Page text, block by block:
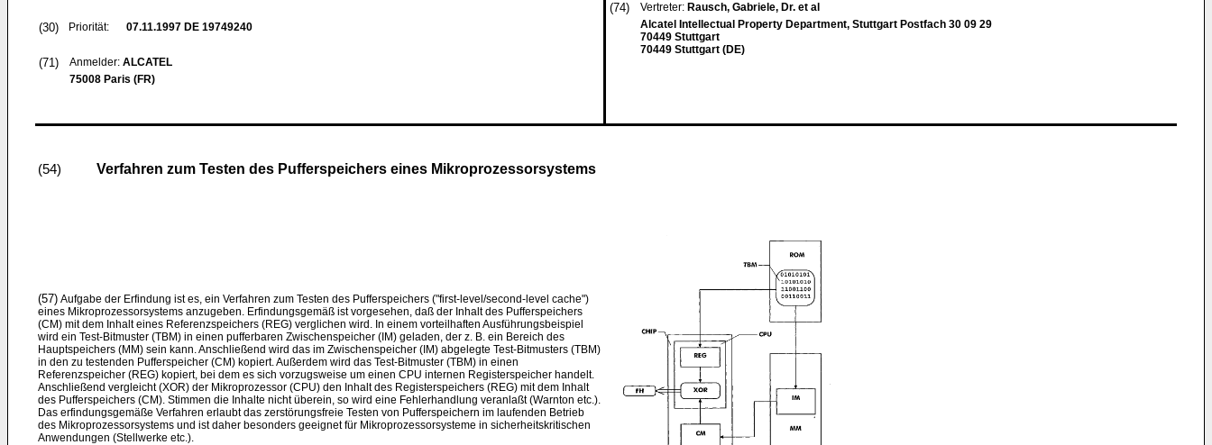
(30) Priorität: 07.11.1997 DE 19749240
(71) Anmelder: ALCATEL
75008 Paris (FR)
(74) Vertreter: Rausch, Gabriele, Dr. et al
Alcatel Intellectual Property Department, Stuttgart Postfach 30 09 29
70449 Stuttgart
70449 Stuttgart (DE)
(54) Verfahren zum Testen des Pufferspeichers eines Mikroprozessorsystems
(57) Aufgabe der Erfindung ist es, ein Verfahren zum Testen des Pufferspeichers ("first-level/second-level cache")
eines Mikroprozessorsystems anzugeben. Erfindungsgemäß ist vorgesehen, daß der Inhalt des Pufferspeichers
(CM) mit dem Inhalt eines Referenzspeichers (REG) verglichen wird. In einem vorteilhaften Ausführungsbeispiel
wird ein Test-Bitmuster (TBM) in einen pufferbaren Zwischenspeicher (IM) geladen, der z. B. ein Bereich des
Hauptspeichers (MM) sein kann. Anschließend wird das im Zwischenspeicher (IM) abgelegte Test-Bitmusters (TBM)
in den zu testenden Pufferspeicher (CM) kopiert. Außerdem wird das Test-Bitmuster (TBM) in einen
Referenzspeicher (REG) kopiert, bei dem es sich vorzugsweise um einen CPU internen Registerspeicher handelt.
Anschließend vergleicht (XOR) der Mikroprozessor (CPU) den Inhalt des Registerspeichers (REG) mit dem Inhalt
des Pufferspeichers (CM). Stimmen die Inhalte nicht überein, so wird eine Fehlerhandlung veranlaßt (Warnton etc.).
Das erfindungsgemäße Verfahren erlaubt das zerstörungsfreie Testen von Pufferspeichern im laufenden Betrieb
des Mikroprozessorsystems und ist daher besonders geeignet für Mikroprozessorsysteme in sicherheitskritischen
Anwendungen (Stellwerke etc.).